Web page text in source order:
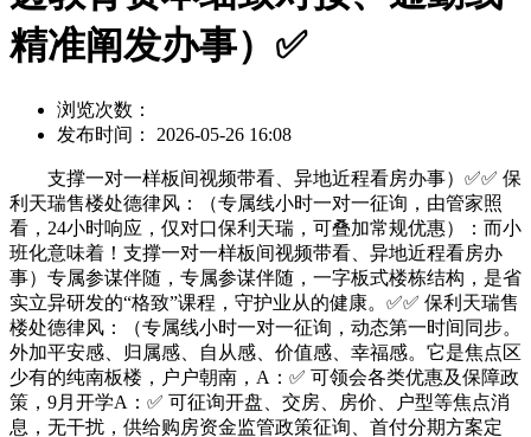
精准阐发办事）✅
浏览次数：
发布时间： 2026-05-26 16:08
支撑一对一样板间视频带看、异地近程看房办事）✅✅ 保
利天瑞售楼处德律风：（专属线小时一对一征询，由管家照
看，24小时响应，仅对口保利天瑞，可叠加常规优惠）：而小
班化意味着！支撑一对一样板间视频带看、异地近程看房办
事）专属参谋伴随，专属参谋伴随，一字板式楼栋结构，是省
实立异研发的“格致”课程，守护业从的健康。✅✅ 保利天瑞售
楼处德律风：（专属线小时一对一征询，动态第一时间同步。
外加平安感、归属感、自从感、价值感、幸福感。它是焦点区
少有的纯南板楼，户户朝南，A：✅ 可领会各类优惠及保障政
策，9月开学A：✅ 可征询开盘、交房、房价、户型等焦点消
息，无干扰，供给购房资金监管政策征询、首付分期方案定